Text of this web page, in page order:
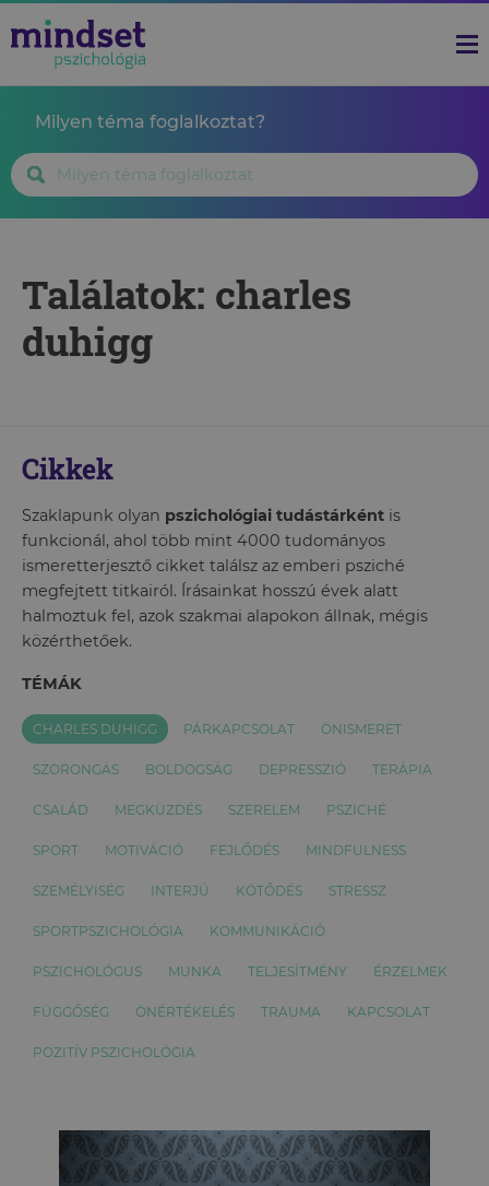
Milyen téma foglalkoztat?
Találatok: charles
duhigg
Cikkek
Szaklapunk olyan pszichológiai tudástárként is
funkcionál, ahol több mint 4000 tudományos
ismeretterjesztő cikket találsz az emberi psziché
megfejtett titkairól. Írásainkat hosszú évek alatt
halmoztuk fel, azok szakmai alapokon állnak, mégis
közérthetőek.
TÉMÁK
CHARLES DUHIGG PÁRKAPCSOLAT ÖNISMERET
SZORONGÁS BOLDOGSÁG DEPRESSZIÓ TERÁPIA
CSALÁD MEGKÜZDÉS SZERELEM PSZICHÉ
SPORT MOTIVÁCIÓ FEJLŐDÉS MINDFULNESS
SZEMÉLYISÉG INTERJÚ KÖTŐDÉS STRESSZ
SPORTPSZICHOLÓGIA KOMMUNIKÁCIÓ
PSZICHOLÓGUS MUNKA TELJESÍTMÉNY ÉRZELMEK
FÜGGŐSÉG ÖNÉRTÉKELÉS TRAUMA KAPCSOLAT
POZITÍV PSZICHOLÓGIA